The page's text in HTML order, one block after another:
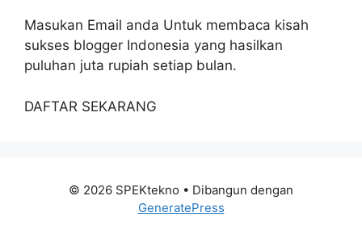
Masukan Email anda Untuk membaca kisah
sukses blogger Indonesia yang hasilkan
puluhan juta rupiah setiap bulan.
DAFTAR SEKARANG
© 2026 SPEKtekno • Dibangun dengan
GeneratePress